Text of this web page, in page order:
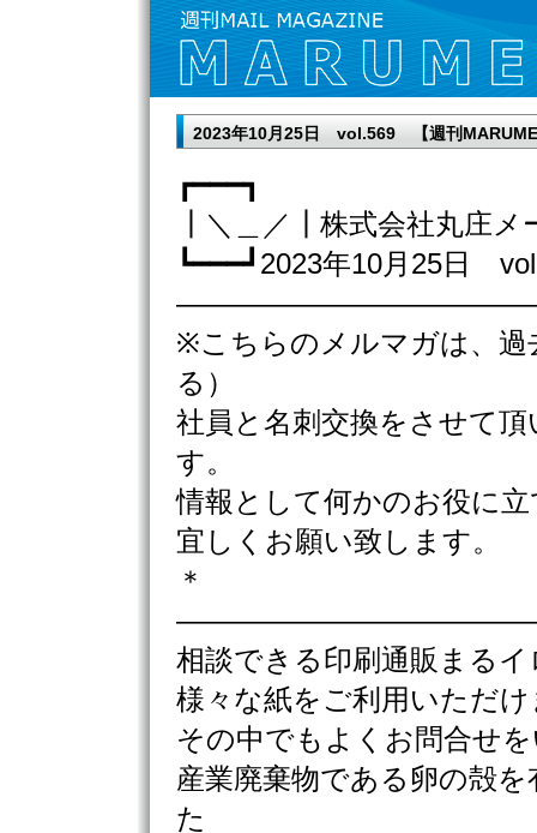
2023年10月25日 vol.569 【週刊
┏━━━┓
┃＼＿／┃株式会社丸庄メ
┗━━━┛2023年10月25日
※こちらのメルマガは、過
る）
社員と名刺交換をさせて
す。
情報として何かのお役に
宜しくお願い致します。
＊
相談できる印刷通販まる
様々な紙をご利用いただけ
その中でもよくお問合せ
産業廃棄物である卵の殻
た